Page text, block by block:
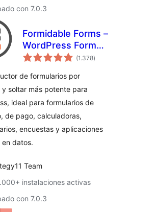
con 7.0.3
Formidable Forms –
WordPress Form
Builder for Contact
Quizzes & More
(1.378valoraciones
en
)
de formularios por
y soltar más potente para
ideal para formularios de
de pago, calculadoras,
encuestas y aplicaciones
en datos.
Team
instalaciones activas
con 7.0.3